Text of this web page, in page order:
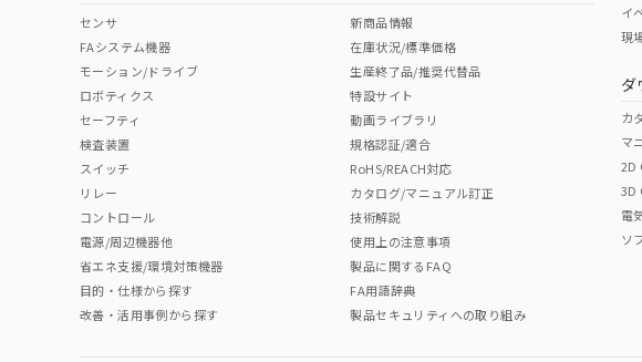
センサ
FAシステム機器
モーション/ドライブ
ロボティクス
セーフティ
検査装置
スイッチ
リレー
コントロール
電源/周辺機器他
省エネ支援/環境対策機器
目的・仕様から探す
改善・活用事例から探す
新商品情報
在庫状況/標準価格
生産終了品/推奨代替品
特設サイト
動画ライブラリ
規格認証/適合
RoHS/REACH対応
カタログ/マニュアル訂正
技術解説
使用上の注意事項
製品に関するFAQ
FA用語辞典
製品セキュリティへの取り組み
イ
現
ダ
カ
マ
2D
3D
電
ソ